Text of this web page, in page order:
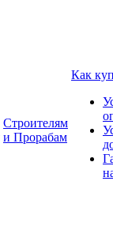
Строителям
и Прорабам
Как